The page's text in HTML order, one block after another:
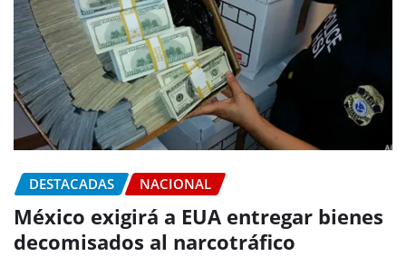
DESTACADAS NACIONAL
México exigirá a EUA entregar bienes
decomisados al narcotráfico